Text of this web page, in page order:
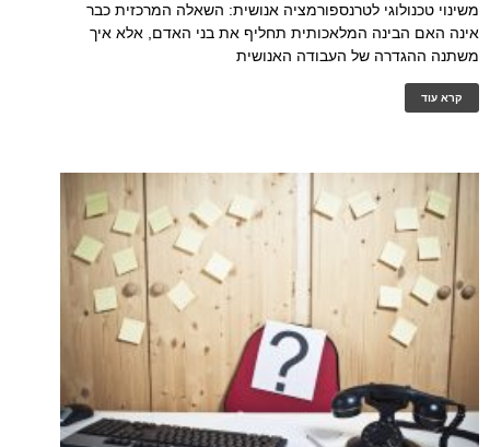
משינוי טכנולוגי לטרנספורמציה אנושית: השאלה המרכזית כבר
אינה האם הבינה המלאכותית תחליף את בני האדם, אלא איך
משתנה ההגדרה של העבודה האנושית
קרא עוד